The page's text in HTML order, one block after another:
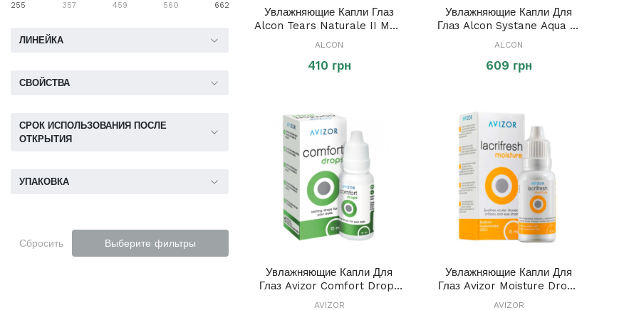
255 357 459 560 662
ЛИНЕЙКА
СВОЙСТВА
СРОК ИСПОЛЬЗОВАНИЯ ПОСЛЕ
ОТКРЫТИЯ
УПАКОВКА
Сбросить Выберите фильтры
Увлажняющие Капли Глаз
Alcon Tears Naturale II MED
ALCON
410 грн
Увлажняющие Капли Для
Глаз Alcon Systane Aqua 10
ALCON
609 грн
Увлажняющие Капли Для
Глаз Avizor Comfort Drops
AVIZOR
Увлажняющие Капли Для
Глаз Avizor Moisture Drops
AVIZOR